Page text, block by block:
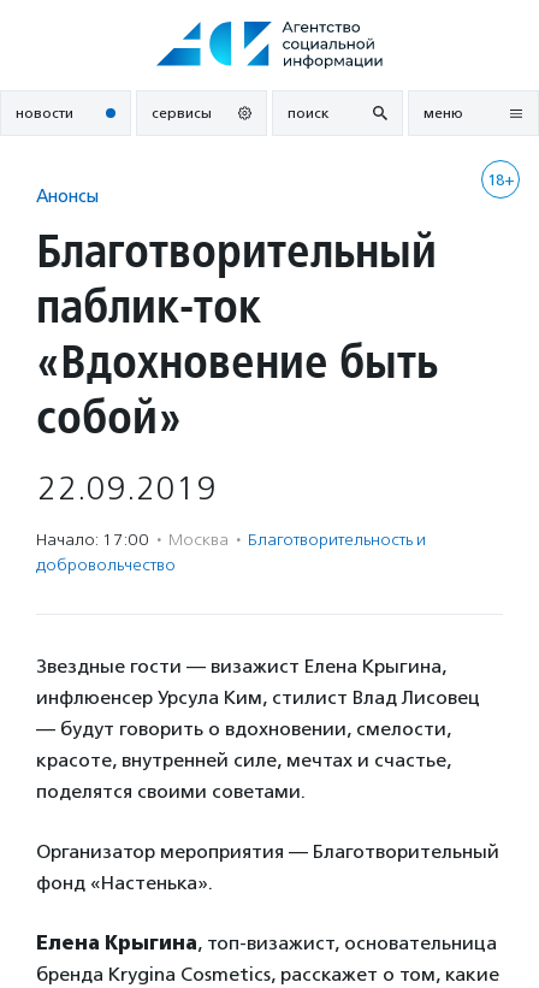
новости сервисы поиск меню
18+
Анонсы
Благотворительный
паблик-ток
«Вдохновение быть
собой»
22.09.2019
Начало: 17:00 · Москва · Благотвори­тель­ность и
доброволь­чест­во
Звездные гости — визажист Елена Крыгина,
инфлюенсер Урсула Ким, стилист Влад Лисовец
— будут говорить о вдохновении, смелости,
красоте, внутренней силе, мечтах и счастье,
поделятся своими советами.
Организатор мероприятия — Благотворительный
фонд «Настенька».
Елена Крыгина, топ-визажист, основательница
бренда Krygina Cosmetics, расскажет о том, какие